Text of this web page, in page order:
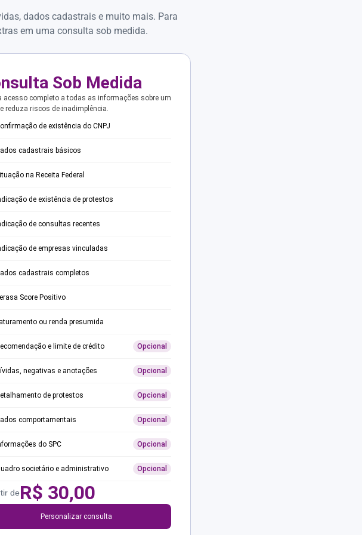
dados cadastrais e muito mais. Para
em uma consulta sob medida.
Sob Medida
acesso completo a todas as informações sobre um
e reduza riscos de inadimplência.
de existência do CNPJ
cadastrais básicos
na Receita Federal
de existência de protestos
de consultas recentes
de empresas vinculadas
cadastrais completos
Score Positivo
ou renda presumida
e limite de crédito Opcional
negativas e anotações Opcional
de protestos Opcional
comportamentais Opcional
do SPC Opcional
societário e administrativo Opcional
deR$ 30,00
Personalizar consulta